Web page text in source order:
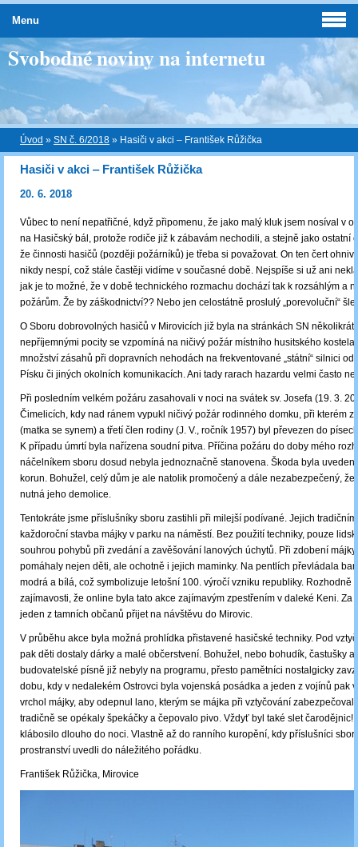
Svobodné noviny na internetu
Úvod » SN č. 6/2018 » Hasiči v akci ‒ František Růžička
Hasiči v akci ‒ František Růžička
20. 6. 2018
Vůbec to není nepatřičné, když připomenu, že jako malý kluk jsem nosíval v
na Hasičský bál, protože rodiče již k zábavám nechodili, a stejně jako ostatní
že činnosti hasičů (později požárníků) je třeba si považovat. On ten čert
nikdy nespí, což stále častěji vidíme v současné době. Nejspíše si už ani
jak je to možné, že v době technického rozmachu dochází tak k rozsáhlým a
požárům. Že by záškodnictví?? Nebo jen celostátně proslulý „porevoluční“
O Sboru dobrovolných hasičů v Mirovicích již byla na stránkách SN několikrát
nepříjemnými pocity se vzpomíná na ničivý požár místního husitského
množství zásahů při dopravních nehodách na frekventované „státní“ silnici od
Písku či jiných okolních komunikacích. Ani tady rarach hazardu velmi často
Při posledním velkém požáru zasahovali v noci na svátek sv. Josefa (19. 3.
Čimelicích, kdy nad ránem vypukl ničivý požár rodinného domku, při kterém
(matka se synem) a třetí člen rodiny (J. V., ročník 1957) byl převezen do
K případu úmrtí byla nařízena soudní pitva. Příčina požáru do doby mého
náčelníkem sboru dosud nebyla jednoznačně stanovena. Škoda byla
korun. Bohužel, celý dům je ale natolik promočený a dále nezabezpečený,
nutná jeho demolice.
Tentokráte jsme příslušníky sboru zastihli při milejší podívané. Jejich
každoroční stavba májky v parku na náměstí. Bez použití techniky, pouze
souhrou pohybů při zvedání a zavěšování lanových úchytů. Při zdobení
pomáhaly nejen děti, ale ochotně i jejich maminky. Na pentlích převládala
modrá a bílá, což symbolizuje letošní 100. výročí vzniku republiky. Rozhodně
zajímavosti, že online byla tato akce zajímavým zpestřením v daleké Keni. Za
jeden z tamních občanů přijet na návštěvu do Mirovic.
V průběhu akce byla možná prohlídka přistavené hasičské techniky. Pod
pak děti dostaly dárky a malé občerstvení. Bohužel, nebo bohudík, častušky
budovatelské písně již nebyly na programu, přesto pamětníci nostalgicky
dobu, kdy v nedalekém Ostrovci byla vojenská posádka a jeden z vojínů pak
vrchol májky, aby odepnul lano, kterým se májka při vztyčování
tradičně se opékaly špekáčky a čepovalo pivo. Vždyť byl také slet čarodějnic!
klábosilo dlouho do noci. Vlastně až do ranního kuropění, kdy příslušníci
prostranství uvedli do náležitého pořádku.
František Růžička, Mirovice
Menu